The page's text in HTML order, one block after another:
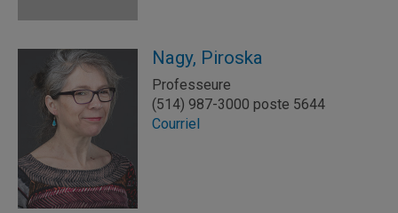
Nagy, Piroska
Professeure
(514) 987-3000 poste 5644
Courriel